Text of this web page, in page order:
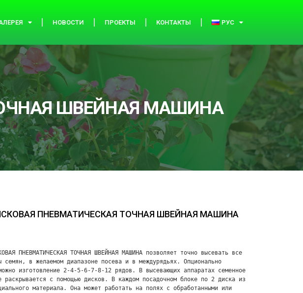
НОВОСТИ ПРОЕКТЫ КОНТАКТЫ РУС
ШВЕЙНАЯ МАШИНА
ПНЕВМАТИЧЕСКАЯ ТОЧНАЯ ШВЕЙНАЯ МАШИНА
ПНЕВМАТИЧЕСКАЯ ТОЧНАЯ ШВЕЙНАЯ МАШИНА позволяет точно высевать все
семян, в желаемом диапазоне посева и в междурядьях. Опционально
изготовление 2-4-5-6-7-8-12 рядов. В высевающих аппаратах семенное
раскрывается с помощью дисков. В каждом посадочном блоке по 2 диска из
материала. Она может работать на полях с обработанными или